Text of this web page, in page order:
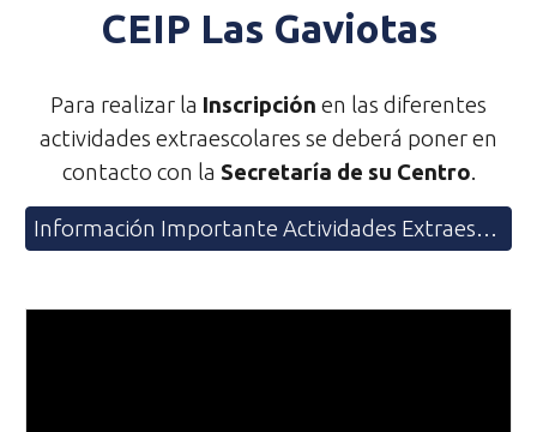
CEIP Las Gaviotas
Para realizar la Inscripción en las diferentes
actividades extraescolares se deberá poner en
contacto con la Secretaría de su Centro.
Información Importante Actividades Extraescolares